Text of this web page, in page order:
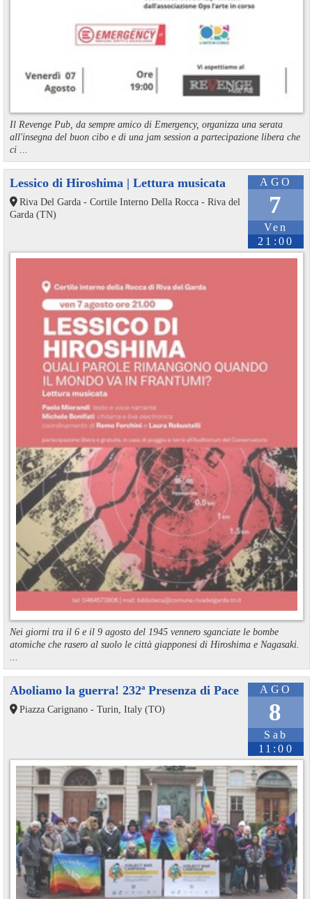
Il Revenge Pub, da sempre amico di Emergency, organizza una serata
all'insegna del buon cibo e di una jam session a partecipazione libera che
ci ...
AGO
7
Ven
21:00
Lessico di Hiroshima | Lettura musicata
Riva Del Garda - Cortile Interno Della Rocca - Riva del
Garda (TN)
Nei giorni tra il 6 e il 9 agosto del 1945 vennero sganciate le bombe
atomiche che rasero al suolo le città giapponesi di Hiroshima e Nagasaki.
AGO
8
Sab
11:00
Aboliamo la guerra! 232ª Presenza di Pace
Piazza Carignano - Turin, Italy (TO)